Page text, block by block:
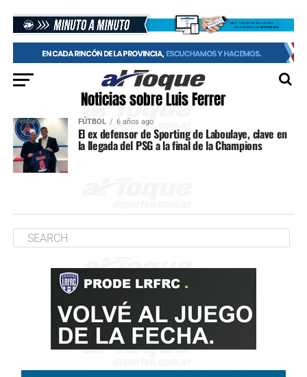
Noticias sobre Luis Ferrer
FÚTBOL 6 años ago
El ex defensor de Sporting de Laboulaye, clave en
la llegada del PSG a la final de la Champions